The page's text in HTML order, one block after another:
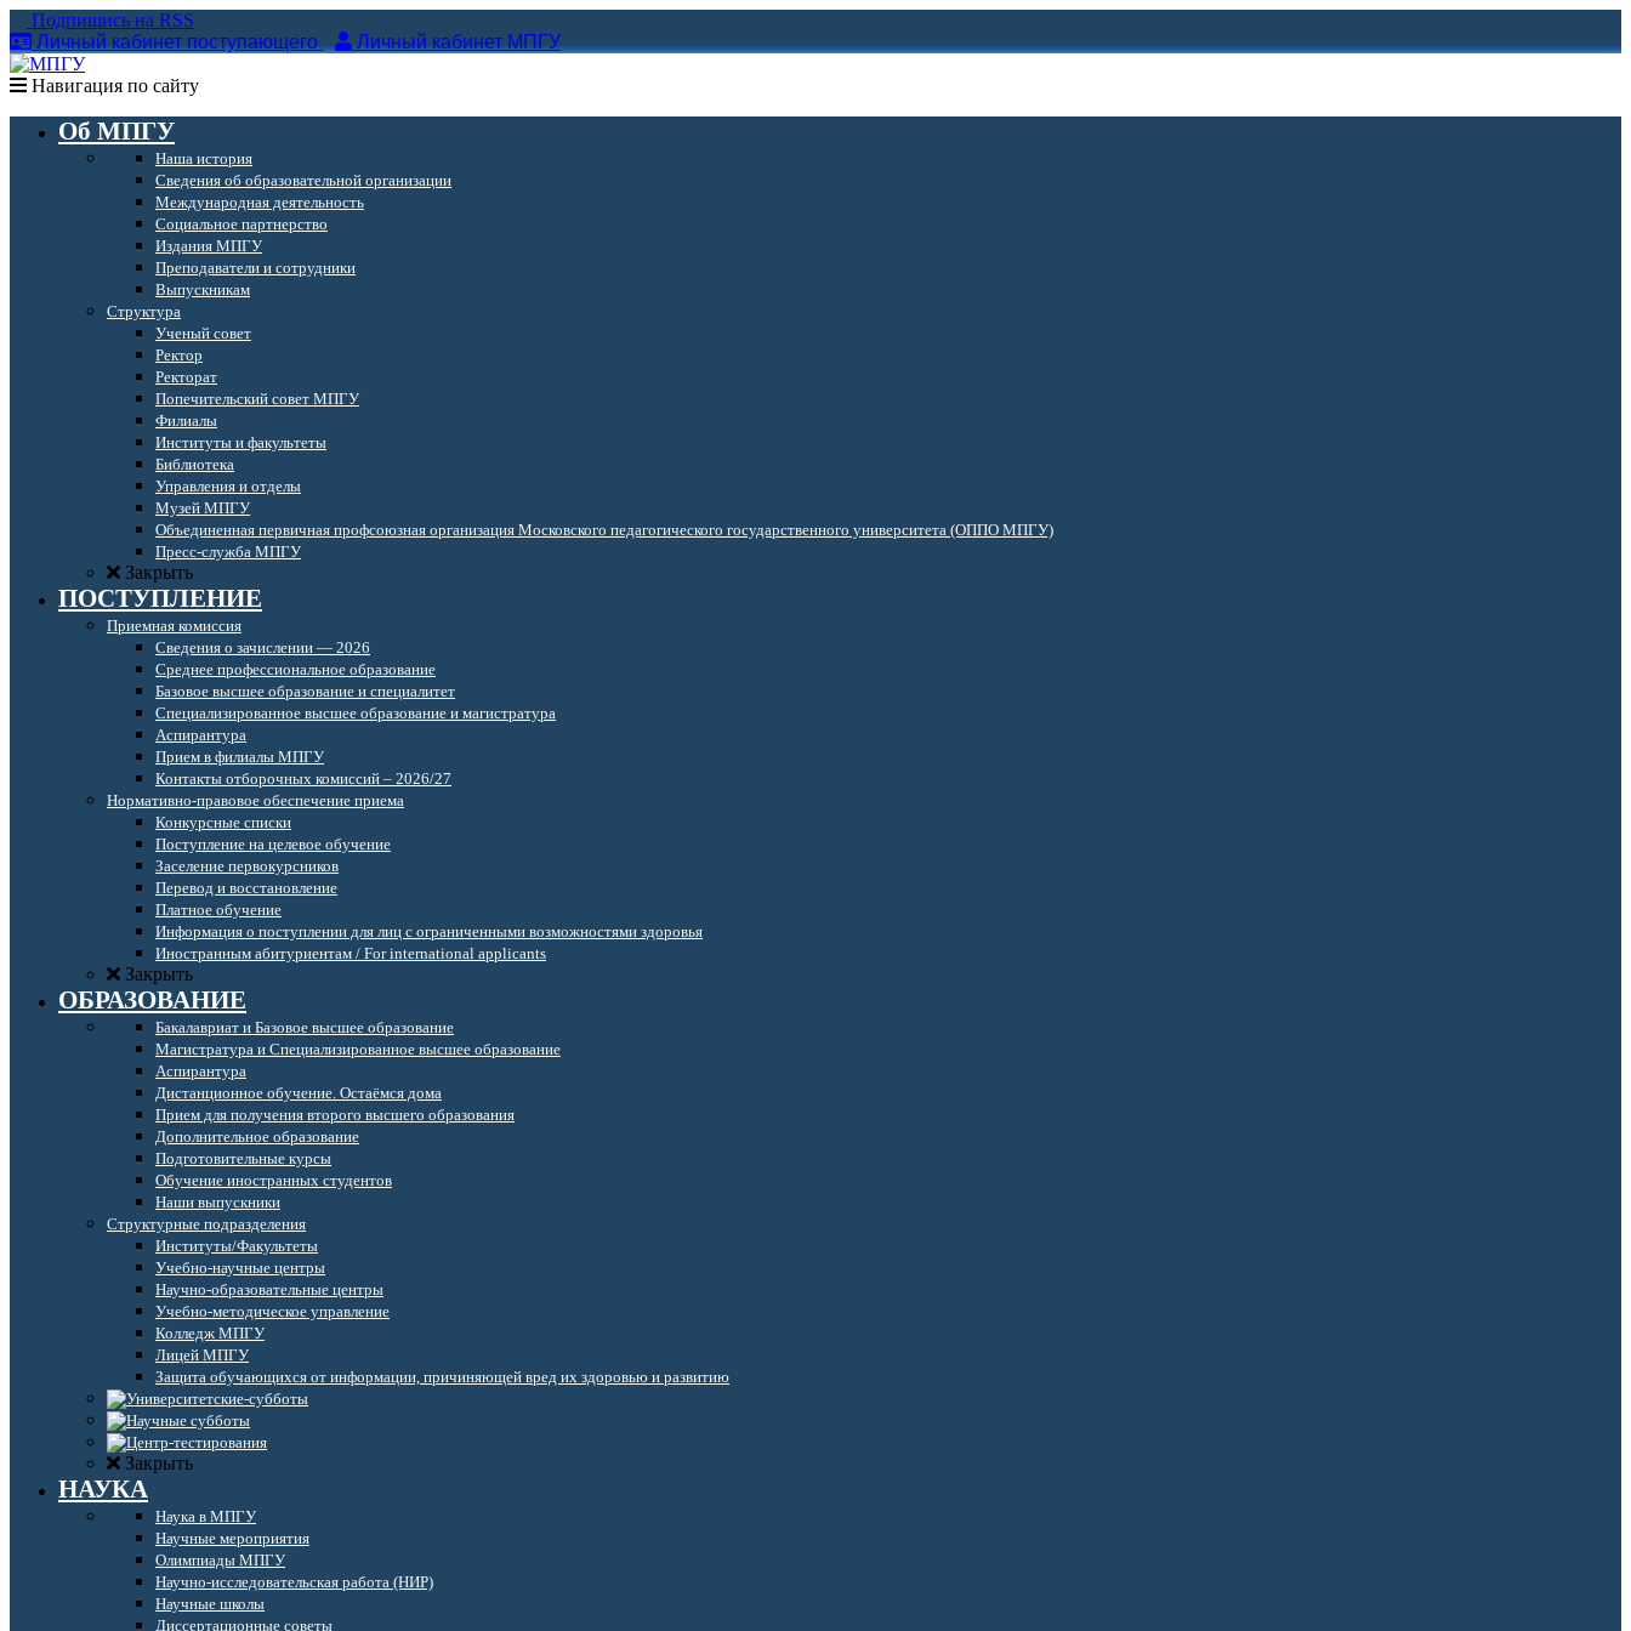
Подпишись на RSS
Личный кабинет поступающего
Личный кабинет МПГУ
Навигация по сайту
Об МПГУ
Наша история
Сведения об образовательной организации
Международная деятельность
Социальное партнерство
Издания МПГУ
Преподаватели и сотрудники
Выпускникам
Структура
Ученый совет
Ректор
Ректорат
Попечительский совет МПГУ
Филиалы
Институты и факультеты
Библиотека
Управления и отделы
Музей МПГУ
Объединенная первичная профсоюзная организация Московского педагогического государственного университета (ОППО МПГУ)
Пресс-служба МПГУ
Закрыть
ПОСТУПЛЕНИЕ
Приемная комиссия
Сведения о зачислении — 2026
Среднее профессиональное образование
Базовое высшее образование и специалитет
Специализированное высшее образование и магистратура
Аспирантура
Прием в филиалы МПГУ
Контакты отборочных комиссий – 2026/27
Нормативно-правовое обеспечение приема
Конкурсные списки
Поступление на целевое обучение
Заселение первокурсников
Перевод и восстановление
Платное обучение
Информация о поступлении для лиц с ограниченными возможностями здоровья
Иностранным абитуриентам / For international applicants
Закрыть
ОБРАЗОВАНИЕ
Бакалавриат и Базовое высшее образование
Магистратура и Специализированное высшее образование
Аспирантура
Дистанционное обучение. Остаёмся дома
Прием для получения второго высшего образования
Дополнительное образование
Подготовительные курсы
Обучение иностранных студентов
Наши выпускники
Структурные подразделения
Институты/Факультеты
Учебно-научные центры
Научно-образовательные центры
Учебно-методическое управление
Колледж МПГУ
Лицей МПГУ
Защита обучающихся от информации, причиняющей вред их здоровью и развитию
Закрыть
НАУКА
Наука в МПГУ
Научные мероприятия
Олимпиады МПГУ
Научно-исследовательская работа (НИР)
Научные школы
Диссертационные советы